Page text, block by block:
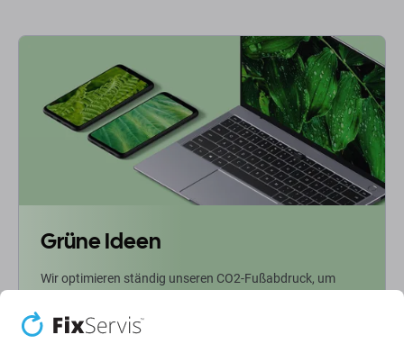
Grüne Ideen
Wir optimieren ständig unseren CO2-Fußabdruck, um
wie wir unsere Prozesse anpassen, um unseren
Fußabdruck zu verringern.